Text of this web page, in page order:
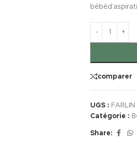
comparer
UGS :
Catégorie :
Share: